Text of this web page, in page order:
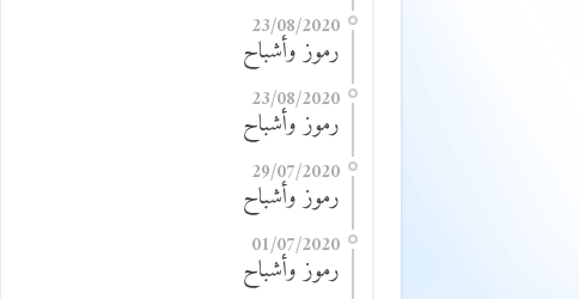
23/08/2020
رموز وأشباح
23/08/2020
رموز وأشباح
29/07/2020
رموز وأشباح
01/07/2020
رموز وأشباح